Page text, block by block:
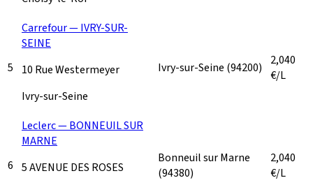
5
Carrefour — IVRY-SUR-
SEINE
10 Rue Westermeyer
Ivry-sur-Seine
Ivry-sur-Seine (94200)
2,040
€/L
6
Leclerc — BONNEUIL SUR
MARNE
5 AVENUE DES ROSES
Bonneuil sur Marne
(94380)
2,040
€/L